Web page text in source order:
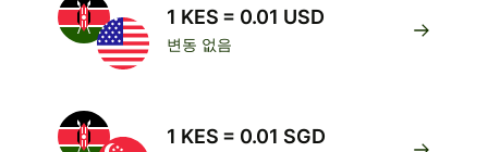
1 KES = 0.01 USD
변동 없음
1 KES = 0.01 SGD